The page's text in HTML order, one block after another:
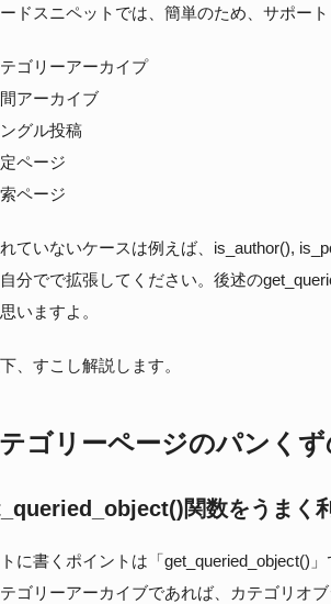
ドスニペットでは、簡単のため、サポー
ゴリーアーカイプ
アーカイブ
グル投稿
ページ
ページ
ていないケースは例えば、is_author(),
分でで拡張してください。後述の
いますよ。
、すこし解説します。
ゴリーページのパンくず
関数をうまく
に書くポイントは「get_queried_object()
ゴリーアーカイブであれば、カテゴリオ